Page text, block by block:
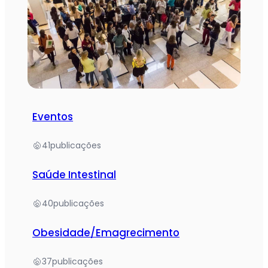
Eventos
41publicações
Saúde Intestinal
40publicações
Obesidade/Emagrecimento
37publicações